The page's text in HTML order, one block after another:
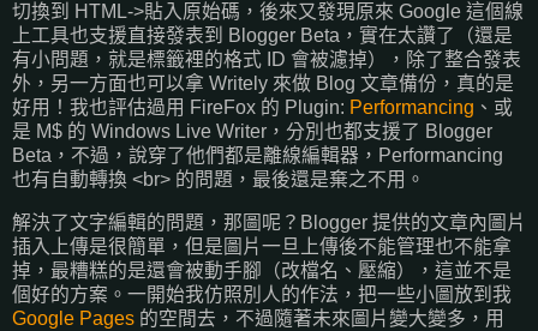
切換到 HTML->貼入原始碼，後來又發現原來 Google 這個線
上工具也支援直接發表到 Blogger Beta，實在太讚了（還是
有小問題，就是標籤裡的格式 ID 會被濾掉），除了整合發表
外，另一方面也可以拿 Writely 來做 Blog 文章備份，真的是
好用！我也評估過用 FireFox 的 Plugin: Performancing 、或
是 M$ 的 Windows Live Writer，分別也都支援了 Blogger
Beta，不過，說穿了他們都是離線編輯器，Performancing
也有自動轉換 <br> 的問題，最後還是棄之不用。
解決了文字編輯的問題，那圖呢？Blogger 提供的文章內圖片
插入上傳是很簡單，但是圖片一旦上傳後不能管理也不能拿
掉，最糟糕的是還會被動手腳（改檔名、壓縮），這並不是
個好的方案。一開始我仿照別人的作法，把一些小圖放到我
Google Pages 的空間去，不過隨著未來圖片變大變多，用